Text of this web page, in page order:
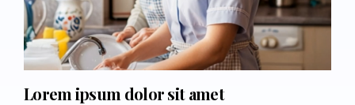
Lorem ipsum dolor sit amet